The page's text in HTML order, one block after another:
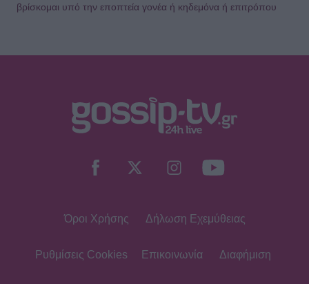
SHOWBIZ
Μεξικό
Η Χρηστίδου στην Κρήτη με stylish
κομψή & μαυρισμένη σιλουέτα της
εφαρμοστό σικ φόρεμα και wet look
βρίσκομαι υπό την εποπτεία γονέα ή κηδεμόνα ή επιτρόπου
Όροι Χρήσης Δήλωση Εχεμύθειας
Ρυθμίσεις Cookies Επικοινωνία Διαφήμιση